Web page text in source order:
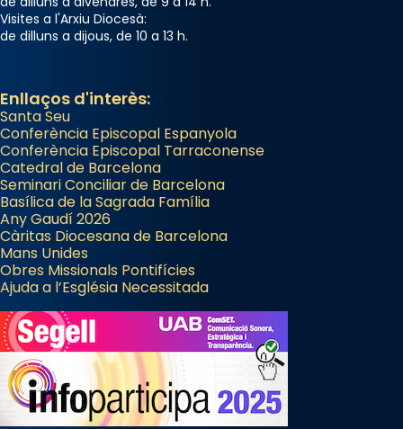
Visites a l'Arxiu Diocesà:
de dilluns a dijous, de 10 a 13 h.
Enllaços d'interès:
Santa Seu
Conferència Episcopal Espanyola
Conferència Episcopal Tarraconense
Catedral de Barcelona
Seminari Conciliar de Barcelona
Basílica de la Sagrada Família
Any Gaudí 2026
Càritas Diocesana de Barcelona
Mans Unides
Obres Missionals Pontifícies
Ajuda a l’Església Necessitada